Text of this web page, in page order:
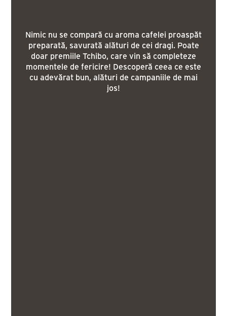
Nimic nu se compară cu aroma cafelei proaspăt
preparată, savurată alături de cei dragi. Poate
doar premiile Tchibo, care vin să completeze
momentele de fericire! Descoperă ceea ce este
cu adevărat bun, alături de campaniile de mai
jos!